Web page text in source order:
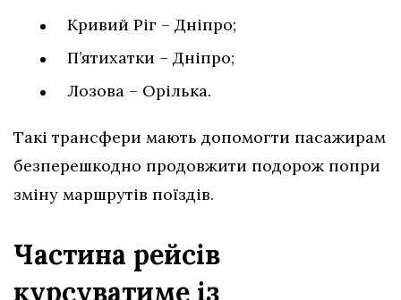
Кривий Ріг – Дніпро;
П’ятихатки – Дніпро;
Лозова – Орілька.
Такі трансфери мають допомогти пасажирам
безперешкодно продовжити подорож попри
зміну маршрутів поїздів.
Частина рейсів
курсуватиме із